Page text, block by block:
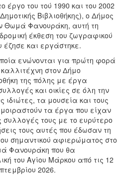
του τού 1990 και του 2002
Βιβλιοθήκης), ο Δήμος
Θωμά Φανουράκη, αυτή τη
έκθεση του ζωγραφικού
έζησε και εργάστηκε.
ενώνονται για πρώτη φορά
στον Δήμο
της πόλης με έργα
και οικίες σε όλη την
τα μουσεία και τους
τα έργα που είχαν
συλλογές τους με το ευρύτερο
τους αυτές που έδωσαν τη
σημαντικού αφιερώματος στο
Φανουράκη που θα
του Αγίου Μάρκου από τις 12
2026.